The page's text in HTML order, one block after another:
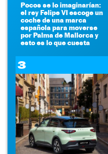
Pocos se lo imaginarían:
el rey Felipe VI escoge un
coche de una marca
española para moverse
por Palma de Mallorca y
esto es lo que cuesta
3